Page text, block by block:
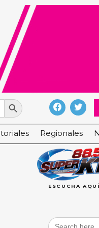
Search Button
Regionales
ESCUCHA AQUÍ
Search